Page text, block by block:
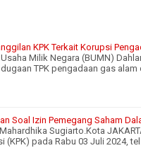
KPK Terkait Korupsi
Milik Negara (BUMN)
TPK pengadaan gas alam
Soal Izin Pemegang Saham
Sugiarto.Kota
(KPK) pada Rabu 03 Juli 2024, tel…